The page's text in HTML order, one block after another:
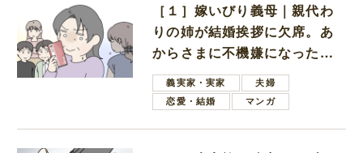
［１］嫁いびり義母｜親代わ
りの姉が結婚挨拶に欠席。あ
からさまに不機嫌になった義
母義実家・実家
夫婦
恋愛・結婚
マンガ